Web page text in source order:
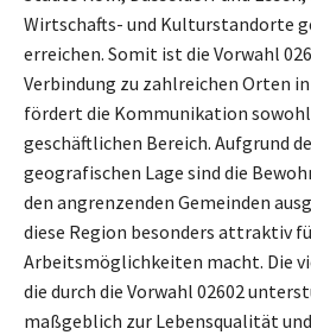
Wirtschafts- und Kulturstandorte
erreichen. Somit ist die Vorwahl
Verbindung zu zahlreichen Orten
fördert die Kommunikation
geschäftlichen Bereich. Aufgrund
geografischen Lage sind die
den angrenzenden Gemeinden
diese Region besonders attraktiv
Arbeitsmöglichkeiten macht. Die
die durch die Vorwahl 02602
maßgeblich zur Lebensqualität